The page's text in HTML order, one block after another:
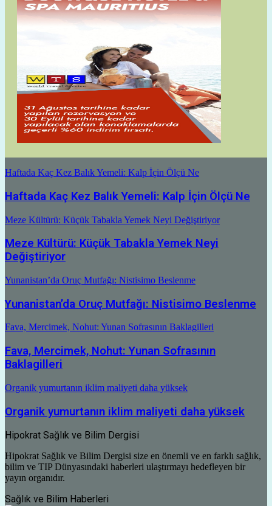
Haftada Kaç Kez Balık Yemeli: Kalp İçin Ölçü Ne
Haftada Kaç Kez Balık Yemeli: Kalp İçin Ölçü Ne
Meze Kültürü: Küçük Tabakla Yemek Neyi Değiştiriyor
Meze Kültürü: Küçük Tabakla Yemek Neyi
Değiştiriyor
Yunanistan’da Oruç Mutfağı: Nistisimo Beslenme
Yunanistan’da Oruç Mutfağı: Nistisimo Beslenme
Fava, Mercimek, Nohut: Yunan Sofrasının Baklagilleri
Fava, Mercimek, Nohut: Yunan Sofrasının
Baklagilleri
Organik yumurtanın iklim maliyeti daha yüksek
Organik yumurtanın iklim maliyeti daha yüksek
Hipokrat Sağlık ve Bilim Dergisi
Hipokrat Sağlık ve Bilim Dergisi size en önemli ve en farklı sağlık,
bilim ve TIP Dünyasındaki haberleri ulaştırmayı hedefleyen bir
yayın organıdır.
Sağlık ve Bilim Haberleri